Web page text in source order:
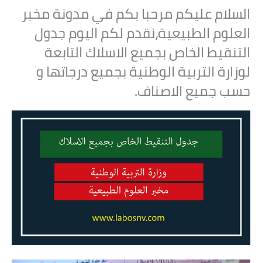
السلام عليكم مرحبا بكم في مدونة مخبر
العلوم الطبيعية،نقدم لكم اليوم جدول
التنقيط الخاص بجميع الاسلاك التابعة
لوزارة التربية الوطنية بجميع درجاتها و
حسب جميع الاصناف.